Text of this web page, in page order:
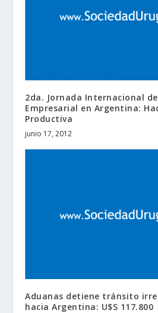
2da. Jornada Internacional
Empresarial en Argentina:
Productiva
junio 17, 2012
Aduanas detiene tránsito
hacia Argentina: U$S 117.800